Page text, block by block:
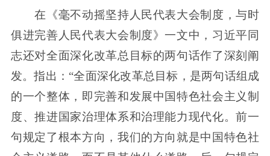
在《毫不动摇坚持人民代表大会制度，与时
俱进完善人民代表大会制度》一文中，习近平同
志还对全面深化改革总目标的两句话作了深刻阐
发。指出：“全面深化改革总目标，是两句话组成
的一个整体，即完善和发展中国特色社会主义制
度、推进国家治理体系和治理能力现代化。前一
句规定了根本方向，我们的方向就是中国特色社